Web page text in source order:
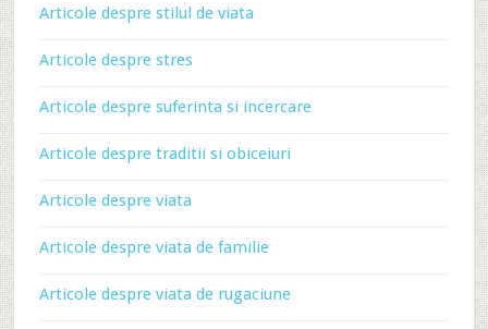
Articole despre stilul de viata
Articole despre stres
Articole despre suferinta si incercare
Articole despre traditii si obiceiuri
Articole despre viata
Articole despre viata de familie
Articole despre viata de rugaciune